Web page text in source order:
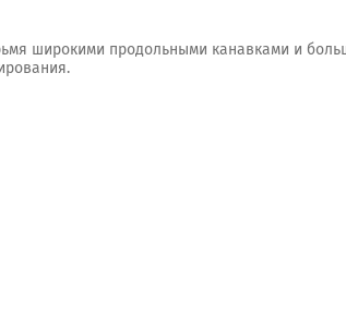
широкими продольными канавками и